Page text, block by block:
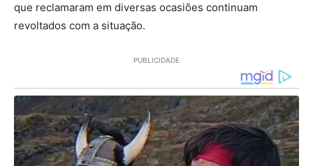
que reclamaram em diversas ocasiões continuam
revoltados com a situação.
PUBLICIDADE